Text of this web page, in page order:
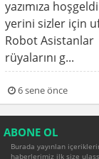
yazımıza
yerini sizler için
Robot
rüyalarını g...
6 sene önce
ABONE OL
Burada yayınlan
haberlerimiz ilk size